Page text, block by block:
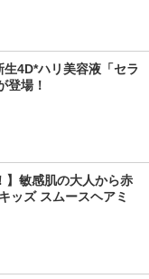
生4D*ハリ美容液「セラ
登場！
】敏感肌の大人から赤
ッズ スムースヘアミ